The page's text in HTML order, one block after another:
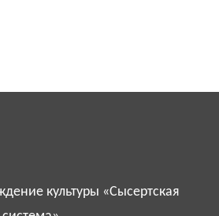
культуры «Сысертская